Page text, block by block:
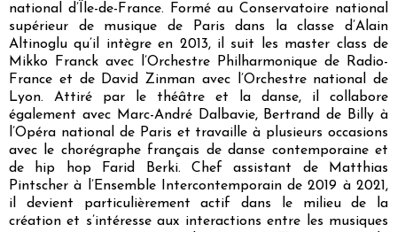
national d’Île-de-France. Formé au Conservatoire national
supérieur de musique de Paris dans la classe d’Alain
Altinoglu qu’il intègre en 2013, il suit les master class de
Mikko Franck avec l’Orchestre Philharmonique de Radio-
France et de David Zinman avec l’Orchestre national de
Lyon. Attiré par le théâtre et la danse, il collabore
également avec Marc-André Dalbavie, Bertrand de Billy à
l’Opéra national de Paris et travaille à plusieurs occasions
avec le chorégraphe français de danse contemporaine et
de hip hop Farid Berki. Chef assistant de Matthias
Pintscher à l’Ensemble Intercontemporain de 2019 à 2021,
il devient particulièrement actif dans le milieu de la
création et s’intéresse aux interactions entre les musiques